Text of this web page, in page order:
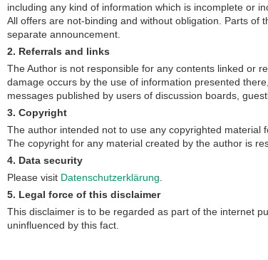
including any kind of information which is incomplete or
All offers are not-binding and without obligation. Parts of
separate announcement.
2. Referrals and links
The Author is not responsible for any contents linked or
damage occurs by the use of information presented
messages published by users of discussion boards,
3. Copyright
The author intended not to use any copyrighted material
The copyright for any material created by the author is
4. Data security
Please visit Datenschutzerklärung
5. Legal force of this disclaimer
This disclaimer is to be regarded as part of the internet
uninfluenced by this fact.